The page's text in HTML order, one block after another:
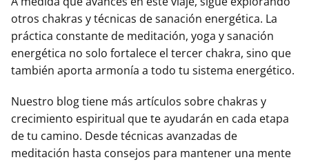
otros chakras y técnicas de sanación energética. La
práctica constante de meditación, yoga y sanación
energética no solo fortalece el tercer chakra, sino que
también aporta armonía a todo tu sistema energético.
Nuestro blog tiene más artículos sobre chakras y
crecimiento espiritual que te ayudarán en cada etapa
de tu camino. Desde técnicas avanzadas de
meditación hasta consejos para mantener una mente